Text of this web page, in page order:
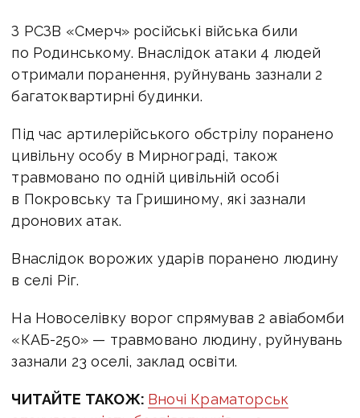
З РСЗВ «Смерч» російські війська били
по Родинському. Внаслідок атаки 4 людей
отримали поранення, руйнувань зазнали 2
багатоквартирні будинки.
Під час артилерійського обстрілу поранено
цивільну особу в Мирнограді, також
травмовано по одній цивільній особі
в Покровську та Гришиному, які зазнали
дронових атак.
Внаслідок ворожих ударів поранено людину
в селі Ріг.
На Новоселівку ворог спрямував 2 авіабомби
«КАБ-250» — травмовано людину, руйнувань
зазнали 23 оселі, заклад освіти.
ЧИТАЙТЕ ТАКОЖ: Вночі Краматорськ